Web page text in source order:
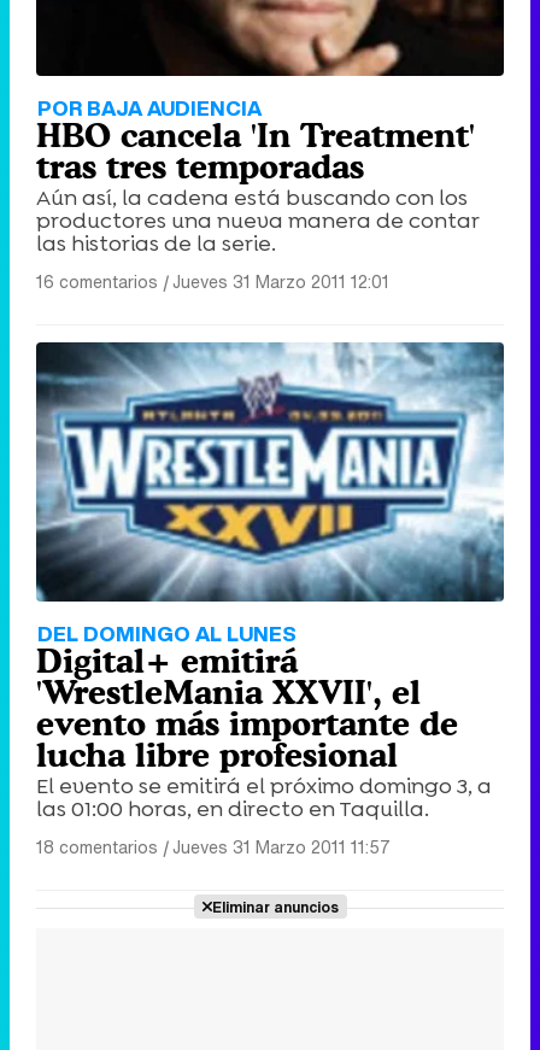
POR BAJA AUDIENCIA
HBO cancela 'In Treatment'
tras tres temporadas
Aún así, la cadena está buscando con los
productores una nueva manera de contar
las historias de la serie.
16 comentarios |Jueves 31 Marzo 2011 12:01
DEL DOMINGO AL LUNES
Digital+ emitirá
'WrestleMania XXVII', el
evento más importante de
lucha libre profesional
El evento se emitirá el próximo domingo 3, a
las 01:00 horas, en directo en Taquilla.
18 comentarios |Jueves 31 Marzo 2011 11:57
Eliminar anuncios